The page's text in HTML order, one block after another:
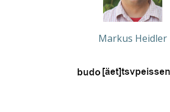
Markus Heidler